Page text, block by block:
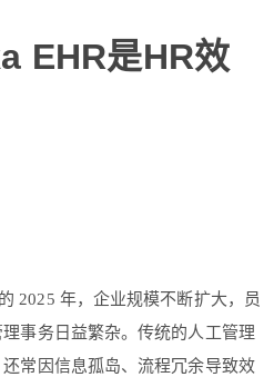
EHR是HR效
2025 年，企业规模不断扩大，员
事务日益繁杂。传统的人工管理
常因信息孤岛、流程冗余导致效